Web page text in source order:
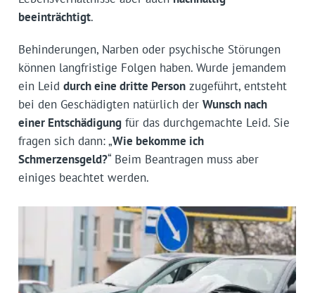
beeinträchtigt.
Behinderungen, Narben oder psychische Störungen
können langfristige Folgen haben. Wurde jemandem
ein Leid durch eine dritte Personzugeführt, entsteht
bei den Geschädigten natürlich der Wunsch nach
einer Entschädigungfür das durchgemachte Leid. Sie
fragen sich dann: „Wie bekomme ich
Schmerzensgeld?“ Beim Beantragen muss aber
einiges beachtet werden.